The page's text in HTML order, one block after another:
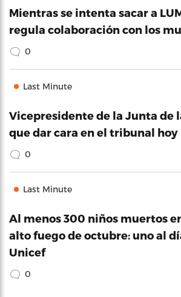
Mientras se intenta sacar a
regula colaboración con los
0
Last Minute
Vicepresidente de la Junta de
que dar cara en el tribunal hoy
0
Last Minute
Al menos 300 niños muertos
alto fuego de octubre: uno al
Unicef
0